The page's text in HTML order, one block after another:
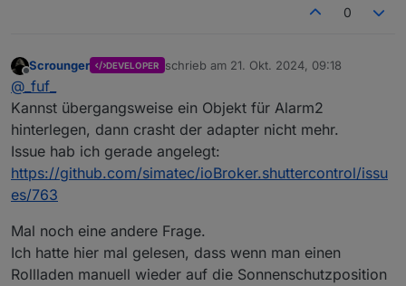
0
Offline
Scrounger DEVELOPER schrieb am 21. Okt. 2024, 09:18
zuletzt editiert von
@ _fuf_
Kannst übergangsweise ein Objekt für Alarm2
hinterlegen, dann crasht der adapter nicht mehr.
Issue hab ich gerade angelegt:
https://github.com/simatec/ioBroker.shuttercontrol/issu
es/763
Mal noch eine andere Frage.
Ich hatte hier mal gelesen, dass wenn man einen
Rollladen manuell wieder auf die Sonnenschutzposition